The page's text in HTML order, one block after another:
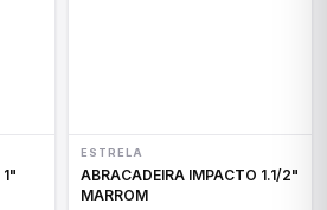
ESTRELA
ABRACADEIRA IMPACTO 1.1/2"
MARROM